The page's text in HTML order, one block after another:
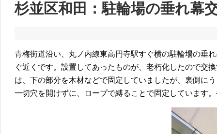
杉並区和田：駐輪場の垂れ幕
青梅街道沿い、丸ノ内線東高円寺駅すぐ横の駐輪場の垂
ぐ近くです。設置してあったものが、老朽化したので交
は、下の部分を木材などで固定していましたが、裏側に
一切穴を開けずに、ロープで縛ることで固定しています